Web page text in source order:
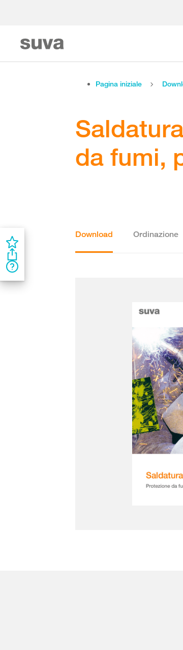
Pagina iniziale
da fumi,
Download Ordinazione